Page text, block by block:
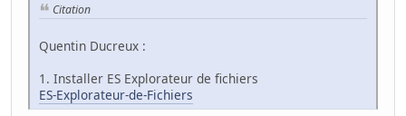
Citation
Quentin Ducreux :
1. Installer ES Explorateur de fichiers
ES-Explorateur-de-Fichiers